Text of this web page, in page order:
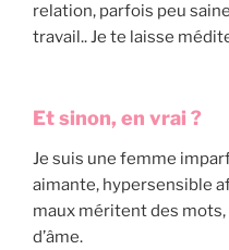
relation, parfois peu
travail.. Je te laisse
Et sinon, en vrai ?
Je suis une femme
aimante, hypersensible
maux méritent des
d’âme.